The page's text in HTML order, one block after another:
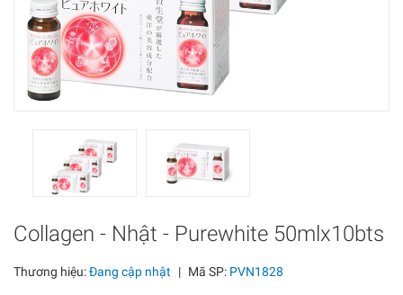
Collagen - Nhật - Purewhite 50mlx10bts
Thương hiệu:Đang cập nhật | Mã SP: PVN1828